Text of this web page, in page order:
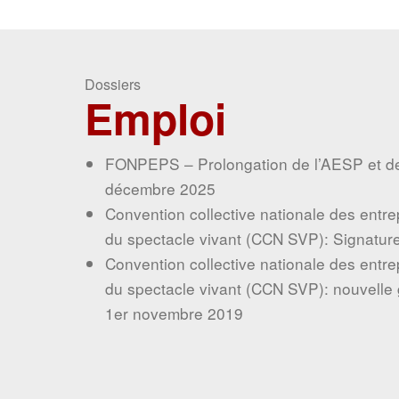
Emploi
FONPEPS – Prolongation de l’AESP et de l’APAJ
décembre 2025
Convention collective nationale des entreprises du
du spectacle vivant (CCN SVP): Signature d’un
Convention collective nationale des entreprises du
du spectacle vivant (CCN SVP): nouvelle grille des
1er novembre 2019